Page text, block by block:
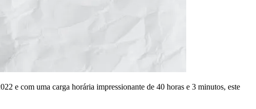
e com uma carga horária impressionante de 40 horas e 3 minutos, este